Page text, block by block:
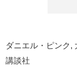
ダニエル・ピンク,
講談社